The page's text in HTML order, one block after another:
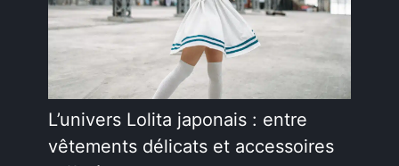
L’univers Lolita japonais : entre
vêtements délicats et accessoires